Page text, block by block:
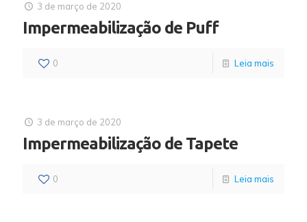
3 de março de 2020
Impermeabilização de Puff
0 Leia mais
3 de março de 2020
Impermeabilização de Tapete
0 Leia mais